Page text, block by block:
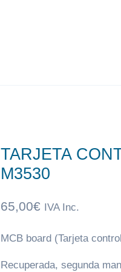
TARJETA
M3530
65,00€ IVA Inc.
MCB board (Tarjeta
Recuperada, segunda